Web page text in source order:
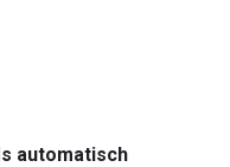
automatisch